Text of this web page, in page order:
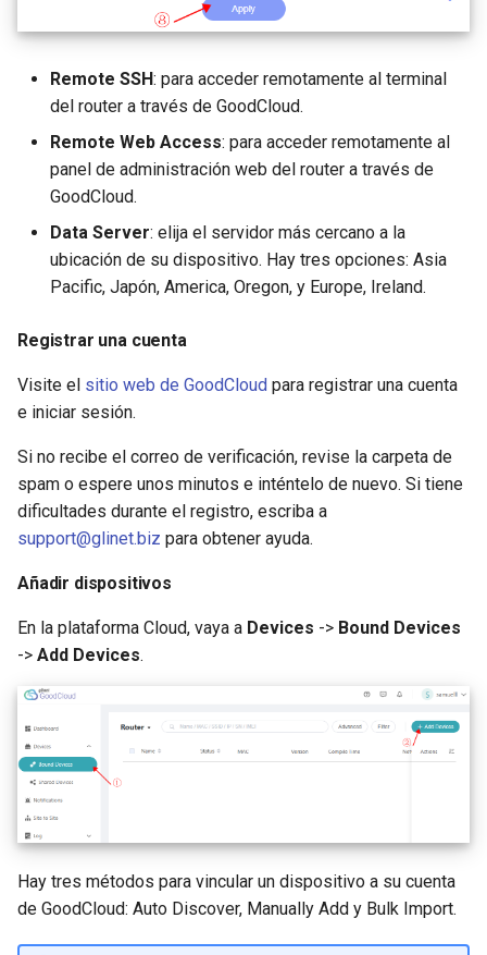
Remote SSH: para acceder remotamente al terminal
del router a través de GoodCloud.
Remote Web Access: para acceder remotamente al
panel de administración web del router a través de
GoodCloud.
Data Server: elija el servidor más cercano a la
ubicación de su dispositivo. Hay tres opciones: Asia
Pacific, Japón, America, Oregon, y Europe, Ireland.
Registrar una cuenta
Visite el sitio web de GoodCloud para registrar una cuenta
e iniciar sesión.
Si no recibe el correo de verificación, revise la carpeta de
spam o espere unos minutos e inténtelo de nuevo. Si tiene
dificultades durante el registro, escriba a
support@glinet.biz para obtener ayuda.
Añadir dispositivos
En la plataforma Cloud, vaya a Devices -> Bound Devices
-> Add Devices.
Hay tres métodos para vincular un dispositivo a su cuenta
de GoodCloud: Auto Discover, Manually Add y Bulk Import.